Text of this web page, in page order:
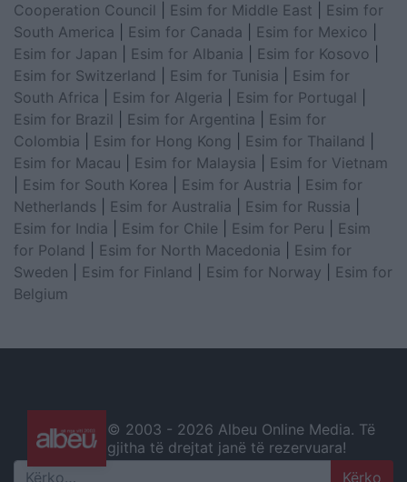
Cooperation Council
Esim for Middle East
Esim for
South America
Esim for Canada Esim for Mexico
Esim for Japan
Esim for Albania Esim for Kosovo
Esim for Switzerland
Esim for Tunisia
Esim for
South Africa
Esim for Algeria Esim for Portugal
Esim for Brazil
Esim for Argentina
Esim for
Colombia
Esim for Hong Kong Esim for Thailand
Esim for Macau
Esim for Malaysia
Esim for Vietnam
Esim for South Korea Esim for Austria
Esim for
Netherlands
Esim for Australia Esim for Russia
Esim for India
Esim for Chile Esim for Peru
Esim
for Poland
Esim for North Macedonia
Esim for
Sweden
Esim for Finland Esim for Norway
Esim for
Belgium
© 2003 - 2026 Albeu Online Media. Të
gjitha të drejtat janë të rezervuara!